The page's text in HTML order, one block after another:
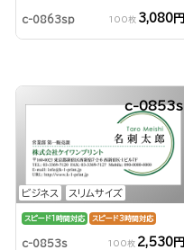
c-0863sp 100枚 3,080円
ビジネス スリムサイズ
c-0853s
スピード1時間対応 スピード3時間対応
c-0853s 100枚 2,530円